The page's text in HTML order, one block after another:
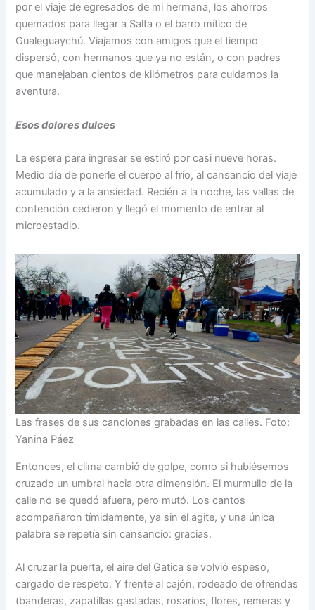
por el viaje de egresados de mi hermana, los ahorros
quemados para llegar a Salta o el barro mítico de
Gualeguaychú. Viajamos con amigos que el tiempo
dispersó, con hermanos que ya no están, o con padres
que manejaban cientos de kilómetros para cuidarnos la
aventura.
Esos dolores dulces
La espera para ingresar se estiró por casi nueve horas.
Medio día de ponerle el cuerpo al frío, al cansancio del viaje
acumulado y a la ansiedad. Recién a la noche, las vallas de
contención cedieron y llegó el momento de entrar al
microestadio.
Las frases de sus canciones grabadas en las calles. Foto:
Yanina Páez
Entonces, el clima cambió de golpe, como si hubiésemos
cruzado un umbral hacia otra dimensión. El murmullo de la
calle no se quedó afuera, pero mutó. Los cantos
acompañaron tímidamente, ya sin el agite, y una única
palabra se repetía sin cansancio: gracias.
Al cruzar la puerta, el aire del Gatica se volvió espeso,
cargado de respeto. Y frente al cajón, rodeado de ofrendas
(banderas, zapatillas gastadas, rosarios, flores, remeras y